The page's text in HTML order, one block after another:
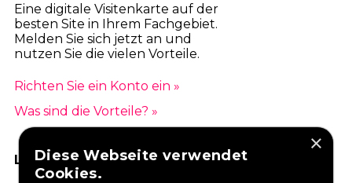
Eine digitale Visitenkarte auf der
besten Site in Ihrem Fachgebiet.
Melden Sie sich jetzt an und
nutzen Sie die vielen Vorteile.
Richten Sie ein Konto ein »
Was sind die Vorteile? »
LIKEN SIE UNS AUF FACEBOOK
×
Diese Webseite verwendet
Cookies.